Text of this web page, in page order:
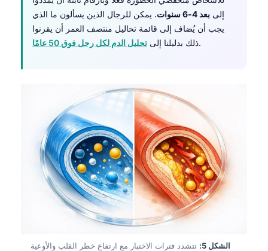
إلى بعد 4-6 سنوات
. يمكن للرجال الذين يسألون ما الذي
يجب أن يُضاف إلى قائمة تحاليل منتصف العمر أن يقرنوا
ذلك بدليلنا إلى تحليل الدم لكل رجل فوق 50 عامًا .
الشكل 5:
تتشدد فترات الاختبار مع ارتفاع خطر القلب والأوعية